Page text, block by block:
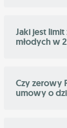
Jaki jest
młodych w
Czy zerowy
umowy o